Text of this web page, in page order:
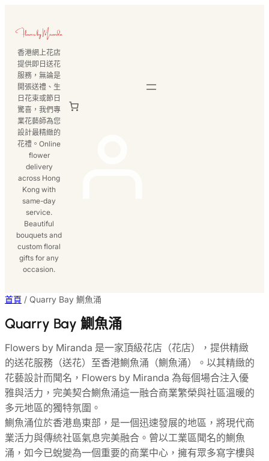
香港網上花店
提供即日送花
服務，無論是
開張送禮、生
日花束或節日
驚喜，我們專
業花藝師為您
設計最精緻的
花禮。Online
flower
delivery
across Hong
Kong with
same-day
service.
Beautiful
bouquets and
custom floral
gifts for any
occasion.
首頁 / Quarry Bay 鰂魚涌
Quarry Bay 鰂魚涌
Flowers by Miranda 是一家頂級花店（花店），提供精緻
的送花服務（送花）至香港鰂魚涌（鰂魚涌）。以其精緻的
花藝設計而聞名，Flowers by Miranda 為每個場合注入優
雅與活力，完美契合鰂魚涌這一融合商業繁榮與社區溫暖的
多元地區的獨特氛圍。
鰂魚涌位於香港島東部，是一個迅速發展的地區，將現代商
業活力與傳統社區氣息完美融合。曾以工業區聞名的鰂魚
涌，如今已蛻變為一個重要的商業中心，擁有眾多寫字樓與